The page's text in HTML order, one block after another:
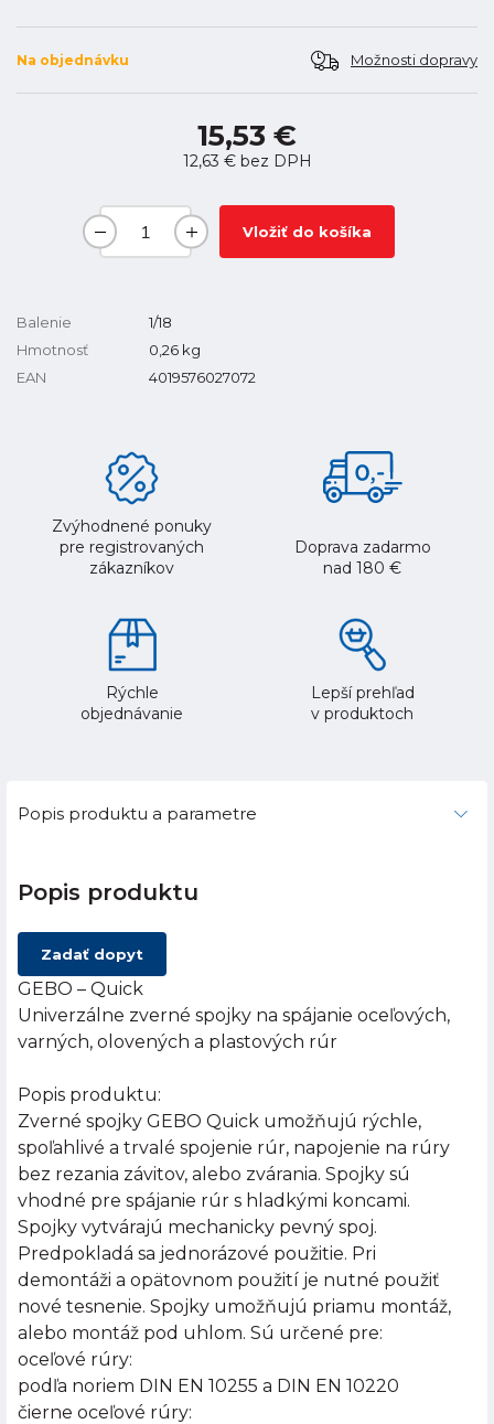
Na objednávku Možnosti dopravy
15,53 €
12,63 €bez DPH
Vložiť do košíka
Balenie
1/18
Hmotnosť
0,26 kg
EAN
4019576027072
Zvýhodnené ponuky
pre registrovaných
zákazníkov
Doprava zadarmo
nad 180 €
Rýchle
objednávanie
Lepší prehľad
v produktoch
Popis produktu a parametre
Popis produktu
Zadať dopyt
GEBO – Quick
Univerzálne zverné spojky na spájanie oceľových,
varných, olovených a plastových rúr
Popis produktu:
Zverné spojky GEBO Quick umožňujú rýchle,
spoľahlivé a trvalé spojenie rúr, napojenie na rúry
bez rezania závitov, alebo zvárania. Spojky sú
vhodné pre spájanie rúr s hladkými koncami.
Spojky vytvárajú mechanicky pevný spoj.
Predpokladá sa jednorázové použitie. Pri
demontáži a opätovnom použití je nutné použiť
nové tesnenie. Spojky umožňujú priamu montáž,
alebo montáž pod uhlom. Sú určené pre:
oceľové rúry:
podľa noriem DIN EN 10255 a DIN EN 10220
čierne oceľové rúry: